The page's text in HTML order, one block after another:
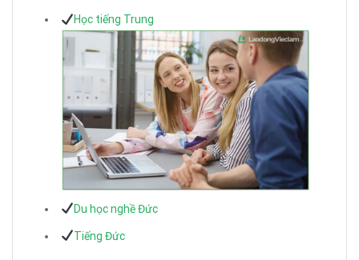
Học tiếng Trung
Du học nghề Đức
Tiếng Đức